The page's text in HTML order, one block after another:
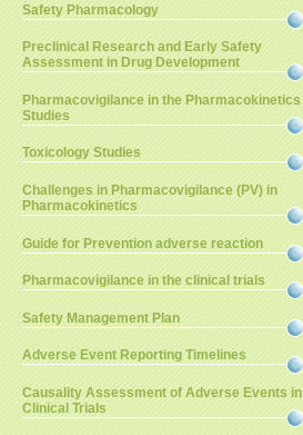
Safety Pharmacology
Preclinical Research and Early Safety
Assessment in Drug Development
Pharmacovigilance in the Pharmacokinetics
Studies
Toxicology Studies
Challenges in Pharmacovigilance (PV) in
Pharmacokinetics
Guide for Prevention adverse reaction
Pharmacovigilance in the clinical trials
Safety Management Plan
Adverse Event Reporting Timelines
Causality Assessment of Adverse Events in
Clinical Trials